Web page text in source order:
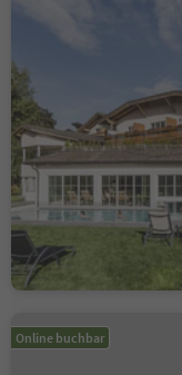
Online buchbar